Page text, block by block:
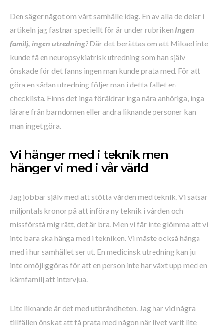
Den säger något om vårt samhälle idag. En av alla de delar i
artikeln jag fastnar speciellt för är under rubriken Ingen
familj, ingen utredning?Där det berättas om att Mikael inte
kunde få en neuropsykiatrisk utredning som han själv
önskade för det fanns ingen man kunde prata med. För att
göra en sådan utredning följer man i detta fallet en
checklista. Finns det inga föräldrar inga nära anhöriga, inga
lärare från barndomen eller andra liknande personer kan
man inget göra.
Vi hänger med i teknik men
hänger vi med i vår värld
Jag jobbar själv med att stötta vården med teknik. Vi satsar
miljontals kronor på att införa ny teknik i vården och
missförstå mig rätt, det är bra. Men vi får inte glömma att vi
inte bara ska hänga med i tekniken. Vi måste också hänga
med i hur samhället ser ut. En medicinsk utredning kan ju
inte omöjliggöras för att en person inte har växt upp med en
kärnfamilj att intervjua.
Lite liknande är det med utbrändheten. Jag har vid några
tillfällen önskat att få prata med någon när livet varit lite